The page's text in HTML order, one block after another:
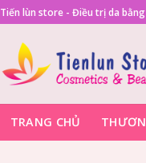
Tiến lùn store - Điều trị da bằng
TRANG CHỦ